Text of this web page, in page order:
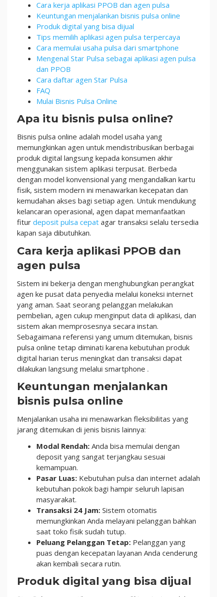
Cara kerja aplikasi PPOB dan agen pulsa
Keuntungan menjalankan bisnis pulsa online
Produk digital yang bisa dijual
Tips memilih aplikasi agen pulsa terpercaya
Cara memulai usaha pulsa dari smartphone
Mengenal Star Pulsa sebagai aplikasi agen pulsa
dan PPOB
Cara daftar agen Star Pulsa
FAQ
Mulai Bisnis Pulsa Online
Apa itu bisnis pulsa online?
Bisnis pulsa online adalah model usaha yang
memungkinkan agen untuk mendistribusikan berbagai
produk digital langsung kepada konsumen akhir
menggunakan sistem aplikasi terpusat. Berbeda
dengan model konvensional yang mengandalkan kartu
fisik, sistem modern ini menawarkan kecepatan dan
kemudahan akses bagi setiap agen. Untuk mendukung
kelancaran operasional, agen dapat memanfaatkan
fitur deposit pulsa cepat agar transaksi selalu tersedia
kapan saja dibutuhkan.
Cara kerja aplikasi PPOB dan
agen pulsa
Sistem ini bekerja dengan menghubungkan perangkat
agen ke pusat data penyedia melalui koneksi internet
yang aman. Saat seorang pelanggan melakukan
pembelian, agen cukup menginput data di aplikasi, dan
sistem akan memprosesnya secara instan.
Sebagaimana referensi yang umum ditemukan, bisnis
pulsa online tetap diminati karena kebutuhan produk
digital harian terus meningkat dan transaksi dapat
dilakukan langsung melalui smartphone .
Keuntungan menjalankan
bisnis pulsa online
Menjalankan usaha ini menawarkan fleksibilitas yang
jarang ditemukan di jenis bisnis lainnya:
Modal Rendah: Anda bisa memulai dengan
deposit yang sangat terjangkau sesuai
kemampuan.
Pasar Luas: Kebutuhan pulsa dan internet adalah
kebutuhan pokok bagi hampir seluruh lapisan
masyarakat.
Transaksi 24 Jam: Sistem otomatis
memungkinkan Anda melayani pelanggan bahkan
saat toko fisik sudah tutup.
Peluang Pelanggan Tetap: Pelanggan yang
puas dengan kecepatan layanan Anda cenderung
akan kembali secara rutin.
Produk digital yang bisa dijual